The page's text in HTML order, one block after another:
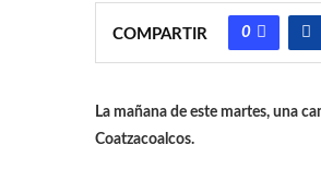
COMPARTIR 0
La mañana de este martes, una
Coatzacoalcos.